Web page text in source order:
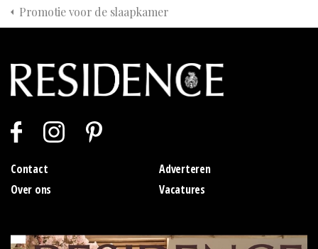
Promotie voor de slaapkamer
Contact
Adverteren
Over ons
Vacatures